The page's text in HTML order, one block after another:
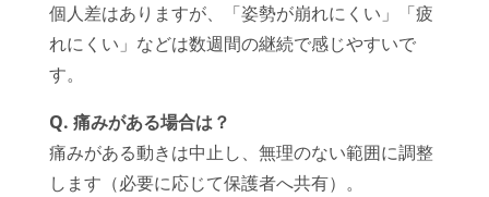
個人差はありますが、「姿勢が崩れにくい」「疲
れにくい」などは数週間の継続で感じやすいで
す。
Q. 痛みがある場合は？
痛みがある動きは中止し、無理のない範囲に調整
します（必要に応じて保護者へ共有）。